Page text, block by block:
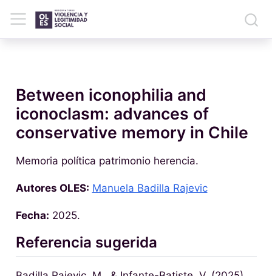
Between iconophilia and
iconoclasm: advances of
conservative memory in Chile
Memoria política patrimonio herencia.
Autores OLES: Manuela Badilla Rajevic
Fecha: 2025.
Referencia sugerida